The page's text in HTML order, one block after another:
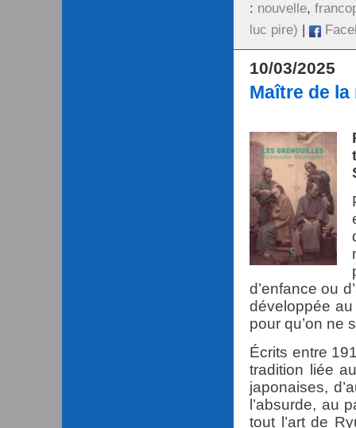
: nouvelle,
luc pire) |
10/03/2025
Maître de
d’enfance ou
développée
pour qu’on ne
Écrits entre
tradition liée
japonaises,
l’absurde, au
tout l’art de